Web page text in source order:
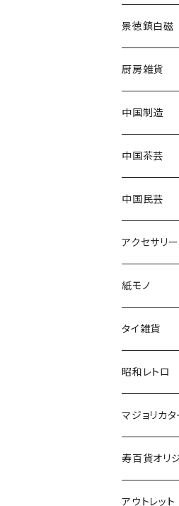
景徳鎮白磁
厨房雑貨
中国制造
中国茶芸
中国民芸
アクセサリ
紙モノ
タイ雑貨
昭和レトロ
マジョリカ
寿百貨オリ
アウトレット